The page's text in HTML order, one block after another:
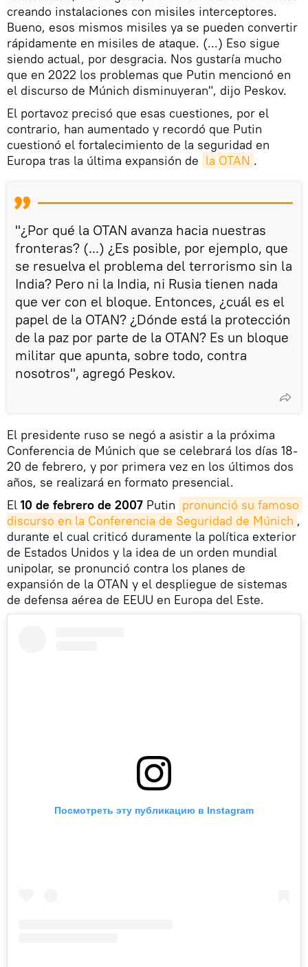
creando instalaciones con misiles interceptores.
Bueno, esos mismos misiles ya se pueden convertir
rápidamente en misiles de ataque. (...) Eso sigue
siendo actual, por desgracia. Nos gustaría mucho
que en 2022 los problemas que Putin mencionó en
el discurso de Múnich disminuyeran", dijo Peskov.
El portavoz precisó que esas cuestiones, por el
contrario, han aumentado y recordó que Putin
cuestionó el fortalecimiento de la seguridad en
Europa tras la última expansión de la OTAN .
"¿Por qué la OTAN avanza hacia nuestras
fronteras? (...) ¿Es posible, por ejemplo, que
se resuelva el problema del terrorismo sin la
India? Pero ni la India, ni Rusia tienen nada
que ver con el bloque. Entonces, ¿cuál es el
papel de la OTAN? ¿Dónde está la protección
de la paz por parte de la OTAN? Es un bloque
militar que apunta, sobre todo, contra
nosotros", agregó Peskov.
El presidente ruso se negó a asistir a la próxima
Conferencia de Múnich que se celebrará los días 18-
20 de febrero, y por primera vez en los últimos dos
años, se realizará en formato presencial.
El 10 de febrero de 2007 Putin pronunció su famoso
discurso en la Conferencia de Seguridad de Múnich ,
durante el cual criticó duramente la política exterior
de Estados Unidos y la idea de un orden mundial
unipolar, se pronunció contra los planes de
expansión de la OTAN y el despliegue de sistemas
de defensa aérea de EEUU en Europa del Este.
Посмотреть эту публикацию в Instagram